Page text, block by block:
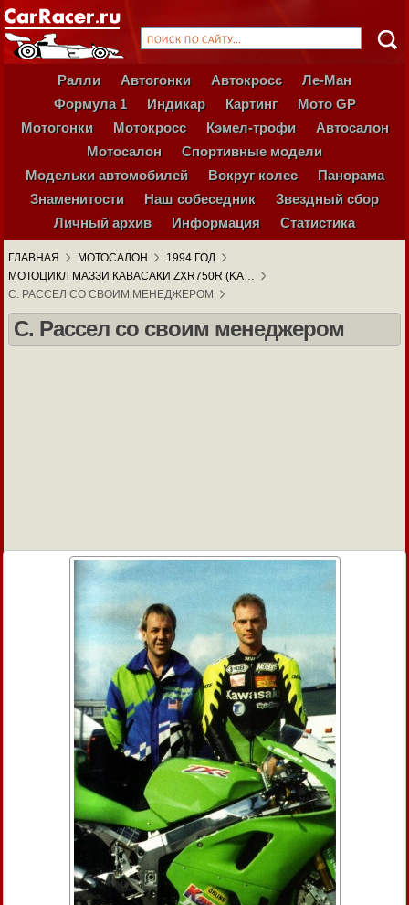
Ралли Автогонки Автокросс
Ле-Ман
Формула 1
Индикар Картинг
Мото GP
Мотогонки
Мотокросс Кэмел-трофи
Автосалон
Мотосалон
Спортивные модели
Модельки автомобилей
Вокруг колес
Панорама
Знаменитости
Наш собеседник
Звездный сбор
Личный архив
Информация Статистика
ГЛАВНАЯ МОТОСАЛОН
1994 ГОД
МОТОЦИКЛ МАЗЗИ КАВАСАКИ ZXR750R (KA…
С. РАССЕЛ СО СВОИМ МЕНЕДЖЕРОМ
С. Рассел со своим менеджером